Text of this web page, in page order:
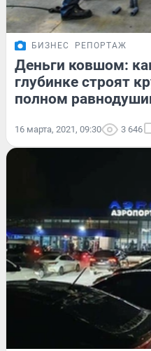
БИЗНЕС РЕПОРТАЖ
Деньги ковшом:
глубинке строят
полном
16 марта, 2021, 09:30 3 646